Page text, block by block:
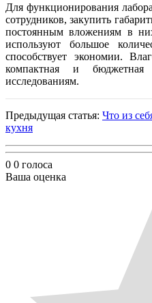
Для функционирования
сотрудников, закупить
постоянным вложениям в
используют большое
способствует экономии.
компактная и бюджетная
исследованиям.
Предыдущая статья: Что из
кухня
0 0 голоса
Ваша оценка